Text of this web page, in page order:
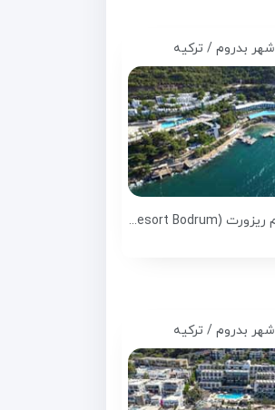
شهر بدروم / ترکیه
هتل بلو دریم ریزورت (Blue Dreams Resort Bodrum)
شهر بدروم / ترکیه